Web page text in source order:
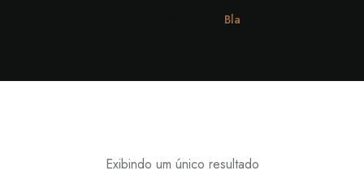
Bla
Exibindo um único resultado